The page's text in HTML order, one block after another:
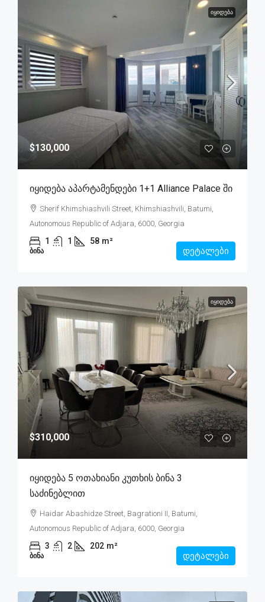
ᲘᲧᲘᲓᲔᲑᲐ
$130,000
Იყიდება Აპარტამენდები 1+1 Alliance Palace Ში
Sherif Khimshiashvili Street, Khimshiashvili, Batumi,
Autonomous Republic of Adjara, 6000, Georgia
1 1 58 m²
ᲑᲘᲜᲐ დეტალები
ᲘᲧᲘᲓᲔᲑᲐ
$310,000
Იყიდება 5 Ოთახიანი Კუთხის Ბინა 3
Საძინებლით
Haidar Abashidze Street, Bagrationi II, Batumi,
Autonomous Republic of Adjara, 6000, Georgia
3 2 202 m²
ᲑᲘᲜᲐ დეტალები